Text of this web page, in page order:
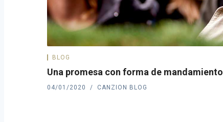
BLOG
Una promesa con forma de mandamiento
04/01/2020 CANZION BLOG